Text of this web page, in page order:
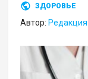
ЗДОРОВЬЕ
Автор: